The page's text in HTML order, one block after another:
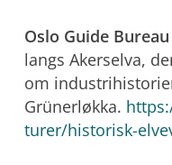
Oslo Guide Bureau
langs Akerselva,
om
Grünerløkka.
turer/historisk-